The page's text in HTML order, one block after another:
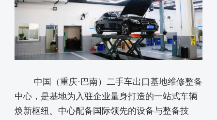
中国（重庆·巴南）二手车出口基地维修整备
中心，是基地为入驻企业量身打造的一站式车辆
焕新枢纽。中心配备国际领先的设备与整备技